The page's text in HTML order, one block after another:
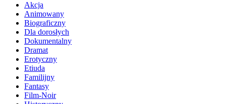
Akcja
Animowany
Biograficzny
Dla dorosłych
Dokumentalny
Dramat
Erotyczny
Etiuda
Familijny
Fantasy
Film-Noir